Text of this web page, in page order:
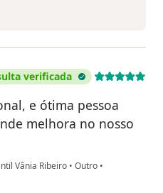
verificada
e ótima pessoa
melhora no nosso
Vânia Ribeiro • Outro •